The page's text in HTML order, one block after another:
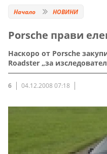
Начало НОВИНИ
Porsche прави
Наскоро от Porsche
Roadster „за
6 04.12.2008 07:18